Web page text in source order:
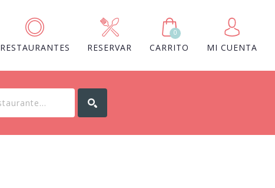
RESTAURANTES RESERVAR
0
CARRITO MI CUENTA